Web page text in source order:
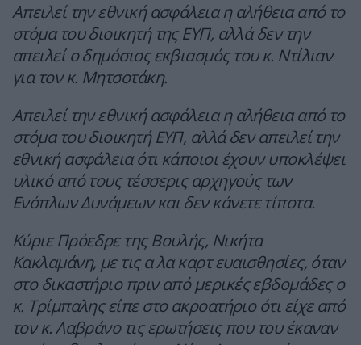
Απειλεί την εθνική ασφάλεια η αλήθεια από το
στόμα του διοικητή της ΕΥΠ, αλλά δεν την
απειλεί ο δημόσιος εκβιασμός του κ. Ντίλιαν
για τον κ. Μητσοτάκη.
Απειλεί την εθνική ασφάλεια η αλήθεια από το
στόμα του διοικητή ΕΥΠ, αλλά δεν απειλεί την
εθνική ασφάλεια ότι κάποιοι έχουν υποκλέψει
υλικό από τους τέσσερις αρχηγούς των
Ενόπλων Δυνάμεων και δεν κάνετε τίποτα.
Κύριε Πρόεδρε της Βουλής, Νικήτα
Κακλαμάνη, με τις α λα καρτ ευαισθησίες, όταν
στο δικαστήριο πριν από μερικές εβδομάδες ο
κ. Τρίμπαλης είπε στο ακροατήριο ότι είχε από
τον κ. Λαβράνο τις ερωτήσεις που του έκαναν